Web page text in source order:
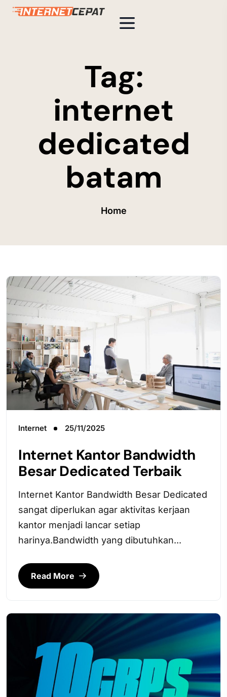
Tag:
internet
dedicated
batam
Home
Internet 25/11/2025
Internet Kantor Bandwidth
Besar Dedicated Terbaik
Internet Kantor Bandwidth Besar Dedicated
sangat diperlukan agar aktivitas kerjaan
kantor menjadi lancar setiap
harinya.Bandwidth yang dibutuhkan...
Read More